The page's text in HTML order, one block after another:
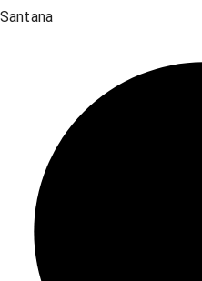
Santana